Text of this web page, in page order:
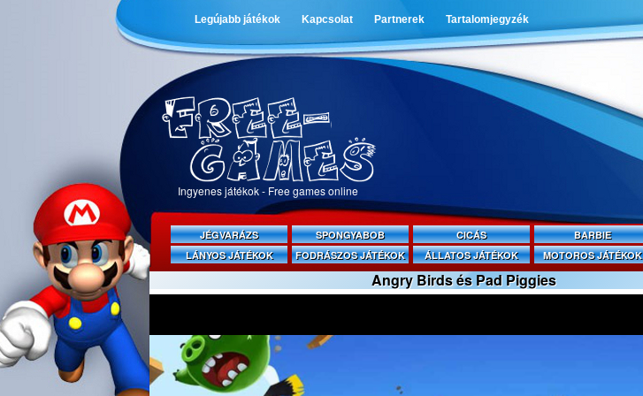
Legújabb játékok Kapcsolat Partnerek Tartalomjegyzék
Ingyenes játékok - Free games online
JÉGVARÁZS SPONGYABOB CICÁS BARBIE
LÁNYOS JÁTÉKOK
FODRÁSZOS JÁTÉKOK ÁLLATOS JÁTÉKOK MOTOROS JÁTÉKOK
Angry Birds és Pad Piggies